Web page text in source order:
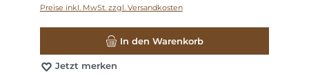
Preise inkl. MwSt. zzgl. Versandkosten
In den Warenkorb
Jetzt merken